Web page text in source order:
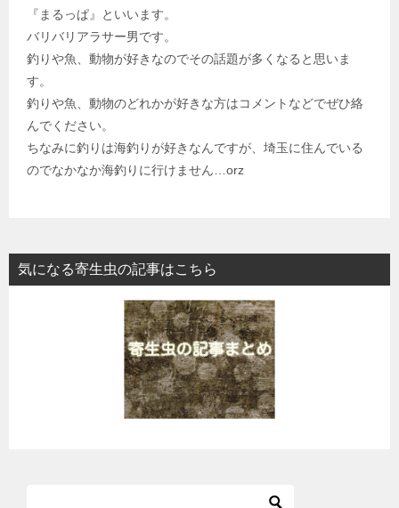
『まるっぱ』といいます。
バリバリアラサー男です。
釣りや魚、動物が好きなのでその話題が多くなると思いま
す。
釣りや魚、動物のどれかが好きな方はコメントなどでぜひ絡
んでください。
ちなみに釣りは海釣りが好きなんですが、埼玉に住んでいる
のでなかなか海釣りに行けません…orz
気になる寄生虫の記事はこちら